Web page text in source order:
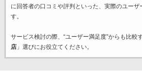
に回答者の口コミや評判といった、実際のユーザ
す。
サービス検討の際、“ユーザー満足度”からも比較
店」選びにお役立てください。